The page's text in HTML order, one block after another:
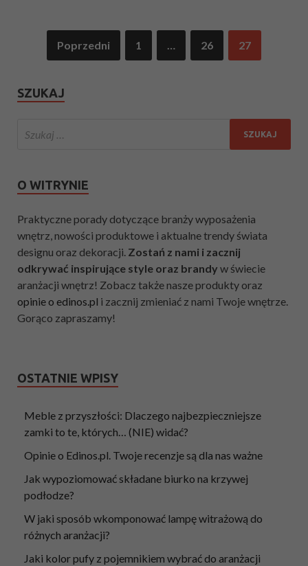
Poprzedni 1 … 26 27
SZUKAJ
O WITRYNIE
Praktyczne porady dotyczące branży wyposażenia
wnętrz, nowości produktowe i aktualne trendy świata
designu oraz dekoracji. Zostań z nami i zacznij
odkrywać inspirujące style oraz brandy w świecie
aranżacji wnętrz! Zobacz także nasze produkty oraz
opinie o edinos.pl i zacznij zmieniać z nami Twoje wnętrze.
Gorąco zapraszamy!
OSTATNIE WPISY
Meble z przyszłości: Dlaczego najbezpieczniejsze
zamki to te, których… (NIE) widać?
Opinie o Edinos.pl. Twoje recenzje są dla nas ważne
Jak wypoziomować składane biurko na krzywej
podłodze?
W jaki sposób wkomponować lampę witrażową do
różnych aranżacji?
Jaki kolor pufy z pojemnikiem wybrać do aranżacji